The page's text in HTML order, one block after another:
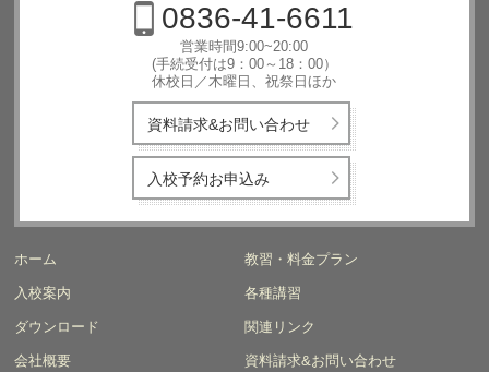
0836-41-6611
営業時間9:00~20:00
(手続受付は9：00～18：00）
休校日／木曜日、祝祭日ほか
資料請求&お問い合わせ
入校予約お申込み
ホーム 教習・料金プラン
入校案内 各種講習
ダウンロード 関連リンク
会社概要 資料請求&お問い合わせ